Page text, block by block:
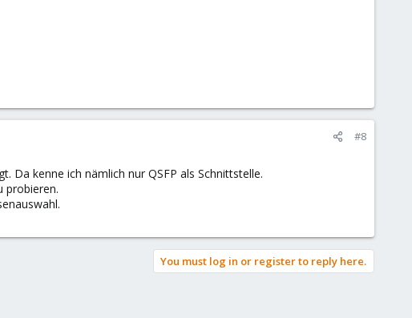
#8
Da kenne ich nämlich nur QSFP als Schnittstelle.
probieren.
You must log in or register to reply here.